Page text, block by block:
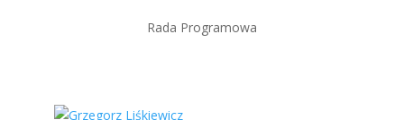
Rada Programowa